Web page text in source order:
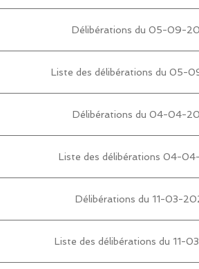
Délibérations du 05-09-
Liste des délibérations du 05-
Délibérations du 04-04-
Liste des délibérations 04-
Délibérations du 11-03-
Liste des délibérations du 11-